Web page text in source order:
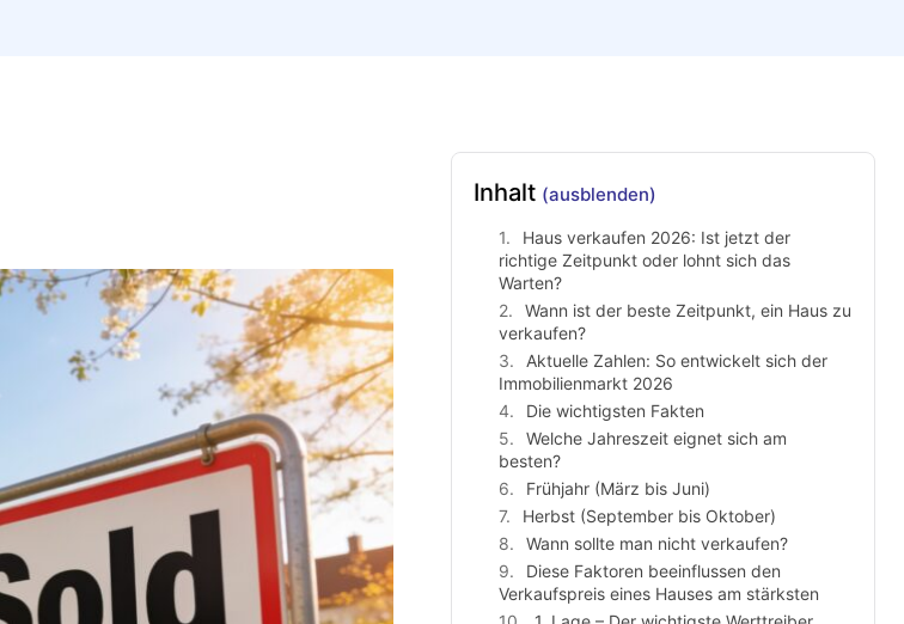
Inhalt (ausblenden)
Haus verkaufen 2026: Ist jetzt der
richtige Zeitpunkt oder lohnt sich das
Warten?
Wann ist der beste Zeitpunkt, ein Haus zu
verkaufen?
Aktuelle Zahlen: So entwickelt sich der
Immobilienmarkt 2026
Die wichtigsten Fakten
Welche Jahreszeit eignet sich am
besten?
Frühjahr (März bis Juni)
Herbst (September bis Oktober)
Wann sollte man nicht verkaufen?
Diese Faktoren beeinflussen den
Verkaufspreis eines Hauses am stärksten